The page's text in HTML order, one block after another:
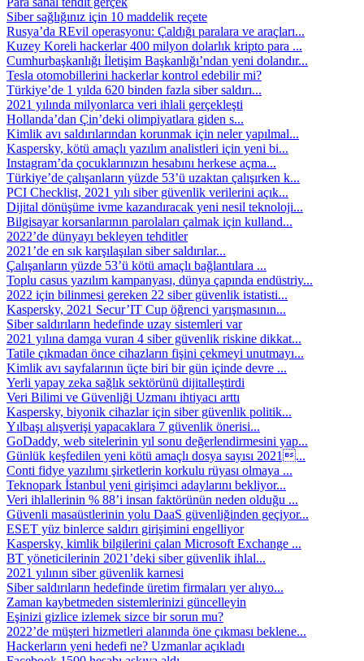
Siber sağlığınız için 10 maddelik reçete
Rusya’da REvil operasyonu: Çaldığı paralara ve araçları...
Kuzey Koreli hackerlar 400 milyon dolarlık kripto para ...
Cumhurbaşkanlığı İletişim Başkanlığı’ndan yeni dolandır...
Tesla otomobillerini hackerlar kontrol edebilir mi?
Türkiye’de 1 yılda 620 binden fazla siber saldırı...
2021 yılında milyonlarca veri ihlali gerçekleşti
Hollanda’dan Çin’deki olimpiyatlara giden s...
Kimlik avı saldırılarından korunmak için neler yapılmal...
Kaspersky, kötü amaçlı yazılım analistleri için yeni bi...
Instagram’da çocuklarınızın hesabını herkese açma...
Türkiye’de çalışanların yüzde 53’ü uzaktan çalışırken k...
PCI Checklist, 2021 yılı siber güvenlik verilerini açık...
Dijital dönüşüme ivme kazandıracak yeni nesil teknoloji...
Bilgisayar korsanlarının parolaları çalmak için kulland...
2022’de dünyayı bekleyen tehditler
2021’de en sık karşılaşılan siber saldırılar...
Çalışanların yüzde 53’ü kötü amaçlı bağlantılara ...
Toplu casus yazılım kampanyası, dünya çapında endüstriy...
2022 için bilinmesi gereken 22 siber güvenlik istatisti...
Kaspersky, 2021 Secur’IT Cup öğrenci yarışmasının...
Siber saldırıların hedefinde uzay sistemleri var
2021 yılına damga vuran 4 siber güvenlik riskine dikkat...
Tatile çıkmadan önce cihazların fişini çekmeyi unutmayı...
Kimlik avı sayfalarının üçte biri bir gün içinde devre ...
Yerli yapay zeka sağlık sektörünü dijitalleştirdi
Veri Bilimi ve Güvenliği Uzmanı ihtiyacı arttı
Kaspersky, biyonik cihazlar için siber güvenlik politik...
Yılbaşı alışverişi yapacaklara 7 güvenlik önerisi...
GoDaddy, web sitelerinin yıl sonu değerlendirmesini yap...
Günlük keşfedilen yeni kötü amaçlı dosya sayısı 2021...
Conti fidye yazılımı şirketlerin korkulu rüyası olmaya ...
Teknopark İstanbul yeni girişimci adaylarını bekliyor...
Veri ihlallerinin % 88’i insan faktörünün neden olduğu ...
Güvenli masaüstlerinin yolu DaaS güvenliğinden geçiyor...
ESET yüz binlerce saldırı girişimini engelliyor
Kaspersky, kimlik bilgilerini çalan Microsoft Exchange ...
BT yöneticilerinin 2021’deki siber güvenlik ihlal...
2021 yılının siber güvenlik karnesi
Siber saldırıların hedefinde üretim firmaları yer alıyo...
Zaman kaybetmeden sistemlerinizi güncelleyin
Eşinizi gizlice izlemek sizce bir sorun mu?
2022’de müşteri hizmetleri alanında öne çıkması beklene...
Hackerların yeni hedefi ne? Uzmanlar açıkladı